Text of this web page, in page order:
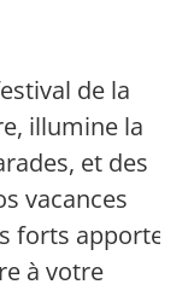
de la
illumine la
et des
vacances
forts apporte
à votre